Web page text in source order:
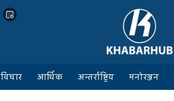
विचार आर्थिक अन्तर्राष्ट्रिय मनोरञ्जन